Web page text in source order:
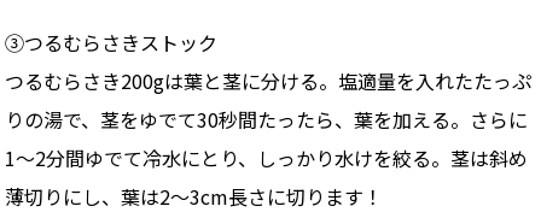
③つるむらさきストック
つるむらさき200gは葉と茎に分ける。塩適量を入れたたっぷ
りの湯で、茎をゆでて30秒間たったら、葉を加える。さらに
1～2分間ゆでて冷水にとり、しっかり水けを絞る。茎は斜め
薄切りにし、葉は2～3cm長さに切ります！